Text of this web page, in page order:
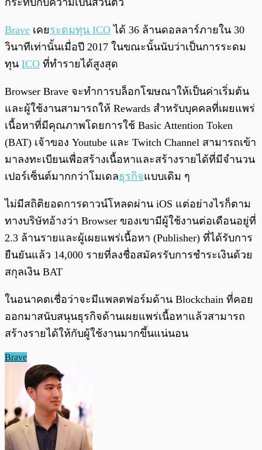
กระทบกับความเป็นส่วนตัว
Brave เคยระดมทุน ICO ได้ 36 ล้านดอลลาร์ภายใน 30
วินาทีเท่านั้นเมื่อปี 2017 ในขณะนั้นนับว่าเป็นการระดม
ทุน ICO ที่ทำรายได้สูงสุด
Browser Brave จะทำการบล็อกโฆษณาให้เป็นค่าเริ่มต้น
และผู้ใช้งานสามารถให้ Rewards สำหรับบุคคลที่เผยแพร่
เนื้อหาที่มีคุณภาพโดยการใช้ Basic Attention Token
(BAT) เจ้าของ Youtube และ Twitch Channel สามารถเข้า
มาลงทะเบียนเพื่อสร้างเนื้อหาและสร้างรายได้ที่มีจำนวน
เปอร์เซ็นต์มากกว่าโมเดลธุรกิจแบบเดิม ๆ
ไม่มีสถิติยอดการดาวน์โหลดผ่าน iOS แต่อย่างไรก็ตาม
ทางบริษัทอ้างว่า Browser ของเขามีผู้ใช้งานต่อเดือนอยู่ที่
2.3 ล้านรายและผู้เผยแพร่เนื้อหา (Publisher) ที่ได้รับการ
ยืนยันแล้ว 14,000 รายที่ลงชื่อสมัครรับการชำระเงินด้วย
สกุลเงิน BAT
ในอนาคตเชื่อว่าจะมีแพลตฟอร์มด้าน Blockchain ที่คอย
ออกมาสนับสนุนธุรกิจด้านเผยแพร่เนื้อหาแล้วสามารถ
สร้างรายได้ให้กับผู้ใช้งานมากขึ้นแน่นอน
Brave